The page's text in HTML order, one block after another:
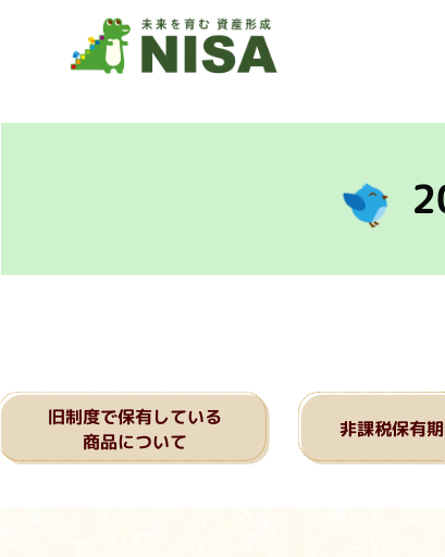
旧制度で保有している
商品について
非課税保有